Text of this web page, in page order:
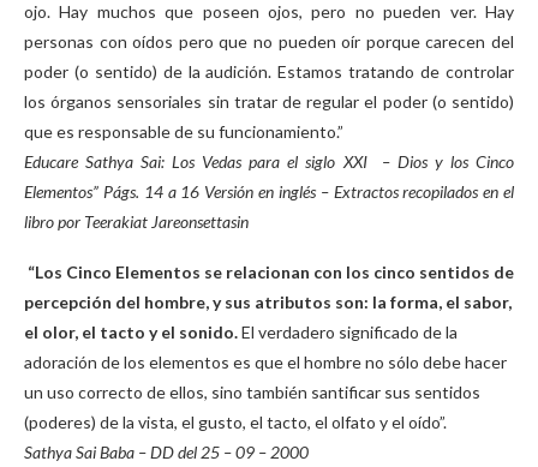
ojo. Hay muchos que poseen ojos, pero no pueden ver. Hay
personas con oídos pero que no pueden oír porque carecen del
poder (o sentido) de la audición. Estamos tratando de controlar
los órganos sensoriales sin tratar de regular el poder (o sentido)
que es responsable de su funcionamiento.”
Educare Sathya Sai: Los Vedas para el siglo XXI – Dios y los Cinco
Elementos” Págs. 14 a 16 Versión en inglés – Extractos recopilados en el
libro por Teerakiat Jareonsettasin
“Los Cinco Elementos se relacionan con los cinco sentidos de
percepción del hombre, y sus atributos son: la forma, el sabor,
el olor, el tacto y el sonido.El verdadero significado de la
adoración de los elementos es que el hombre no sólo debe hacer
un uso correcto de ellos, sino también santificar sus sentidos
(poderes) de la vista, el gusto, el tacto, el olfato y el oído”.
Sathya Sai Baba – DD del 25 – 09 – 2000